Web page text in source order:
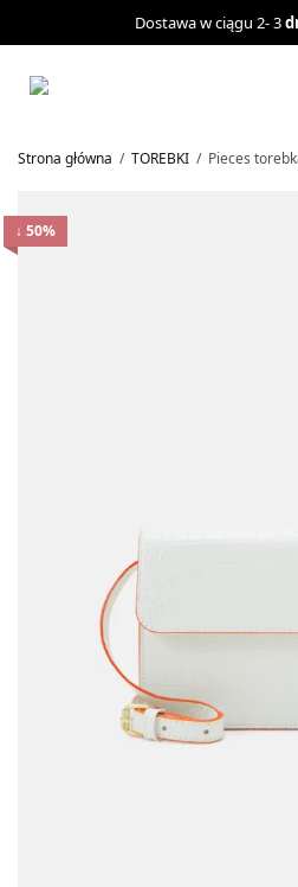
Dostawa w ciągu 2- 3
Strona główna / TOREBKI / Pieces
↓ 50%